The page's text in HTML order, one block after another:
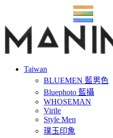
Taiwan
BLUEMEN 藍男色
Bluephoto 藍攝
WHOSEMAN
Virile
Style Men
璞玉印象